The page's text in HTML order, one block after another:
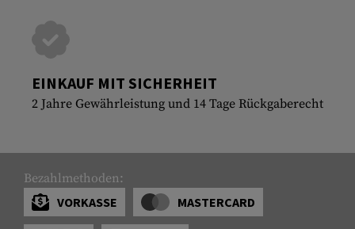
EINKAUF MIT SICHERHEIT
2 Jahre Gewährleistung und 14 Tage Rückgaberecht
Bezahlmethoden:
VORKASSE
MASTERCARD